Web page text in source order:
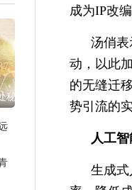
秘
成为IP改
汤俏表
动，以此
的无缝迁
势引流的实
人工
生成式